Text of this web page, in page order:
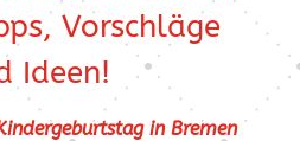
Vorschläge
Ideen!
in Bremen